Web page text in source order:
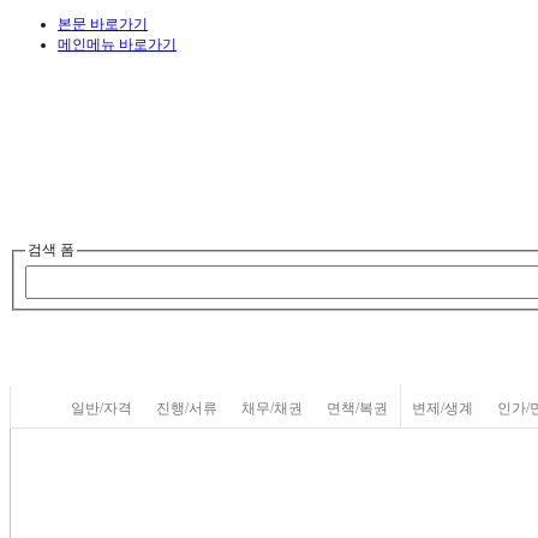
본문 바로가기
메인메뉴 바로가기
검색 폼
일반/자격 서류/진행 소득/재산 채무/채권 변제/생계 인가/
일반/자격 진행/서류 채무/채권 면책/복권